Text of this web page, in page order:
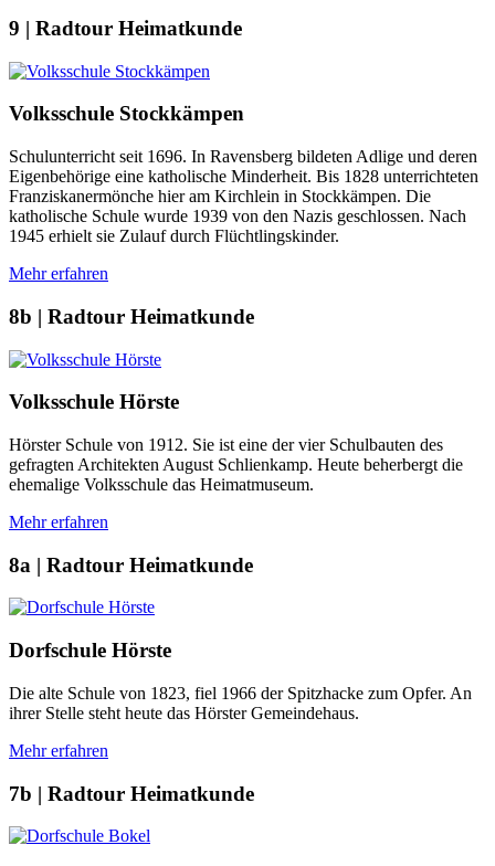
9 | Radtour Heimatkunde
Volksschule Stockkämpen
Schulunterricht seit 1696. In Ravensberg bildeten Adlige und deren
Eigenbehörige eine katholische Minderheit. Bis 1828 unterrichteten
Franziskanermönche hier am Kirchlein in Stockkämpen. Die
katholische Schule wurde 1939 von den Nazis geschlossen. Nach
1945 erhielt sie Zulauf durch Flüchtlingskinder.
Mehr erfahren
8b | Radtour Heimatkunde
Volksschule Hörste
Hörster Schule von 1912. Sie ist eine der vier Schulbauten des
gefragten Architekten August Schlienkamp. Heute beherbergt die
ehemalige Volksschule das Heimatmuseum.
Mehr erfahren
8a | Radtour Heimatkunde
Dorfschule Hörste
Die alte Schule von 1823, fiel 1966 der Spitzhacke zum Opfer. An
ihrer Stelle steht heute das Hörster Gemeindehaus.
Mehr erfahren
7b | Radtour Heimatkunde